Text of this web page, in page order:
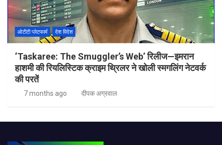
ओटीटी प्लेटफार्म देश विदेश
‘Taskaree: The Smuggler’s Web’ रिलीज—इमरान
हाशमी की रियलिस्टिक क्राइम थ्रिलर ने खोली स्मगलिंग नेटवर्क
की परतें
7 months ago दीपक अग्रवाल